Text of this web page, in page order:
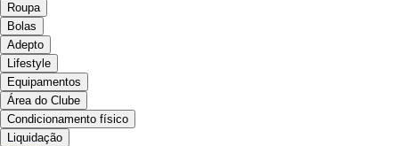
Roupa
Bolas
Adepto
Lifestyle
Equipamentos
Área do Clube
Condicionamento físico
Liquidação